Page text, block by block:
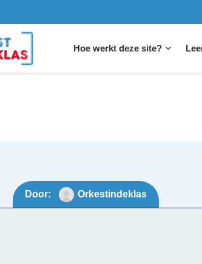
Hoe werkt deze site?
Door: Orkestindeklas